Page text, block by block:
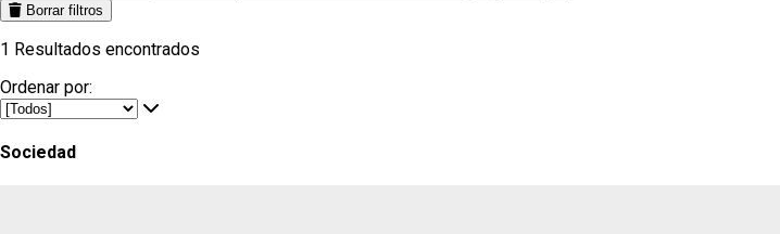
Borrar filtros
1 Resultados encontrados
Ordenar por:
Sociedad